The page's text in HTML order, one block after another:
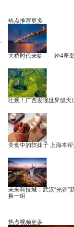
热点推荐更多
大桥时代来临——跨4座
壮观！广西发现世界级天
美食中的软妹子 上海本
未来科技城：武汉“光谷”
换一组
热点视频更多